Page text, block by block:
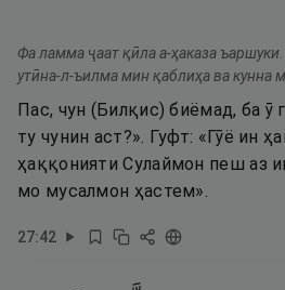
Фа ламма ҷаат қӣла а-ҳаказа
утӣна-л-ъилма мин қаблиҳа ва кунна
Пас, чун (Билқис) биёмад, ба ӯ
ту чунин аст?». Гуфт: «Гӯё ин
ҳаққонияти Сулаймон пеш аз
мо мусалмон ҳастем».
27:42